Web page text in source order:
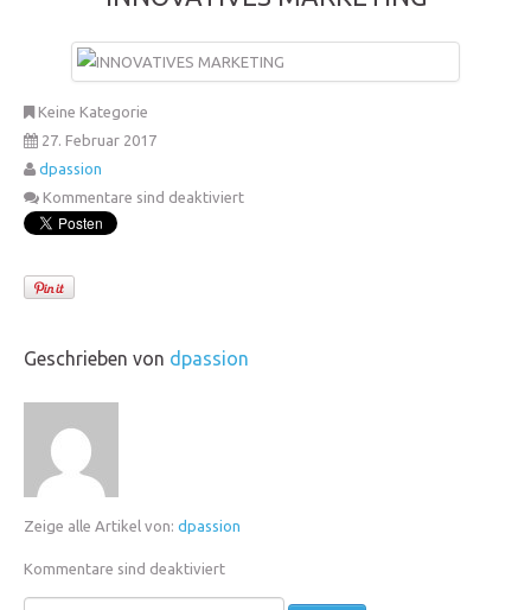
Keine Kategorie
27. Februar 2017
dpassion
Kommentare sind deaktiviert
Geschrieben von dpassion
Zeige alle Artikel von: dpassion
Kommentare sind deaktiviert